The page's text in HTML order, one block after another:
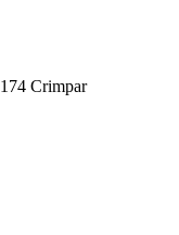
Crimpar